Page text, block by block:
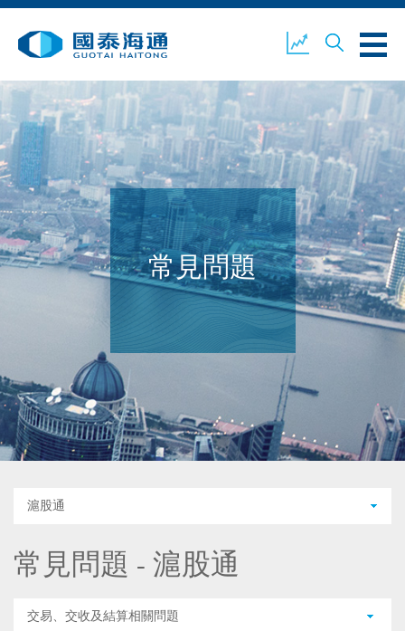
業務概覽 公司新聞
環境、社會及企業管治 國泰海通證券 聯絡我們
常見問題
滬股通
常見問題 - 滬股通
交易、交收及結算相關問題